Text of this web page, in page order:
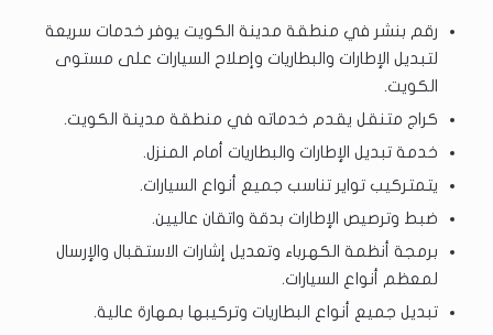
رقم بنشر في منطقة مدينة الكويت يوفر خدمات سريعة
لتبديل الإطارات والبطاريات وإصلاح السيارات على مستوى
الكويت.
كراج متنقل يقدم خدماته في منطقة مدينة الكويت.
خدمة تبديل الإطارات والبطاريات أمام المنزل.
يتمتركيب تواير تناسب جميع أنواع السيارات.
ضبط وترصيص الإطارات بدقة واتقان عاليين.
برمجة أنظمة الكهرباء وتعديل إشارات الاستقبال والإرسال
لمعظم أنواع السيارات.
تبديل جميع أنواع البطاريات وتركيبها بمهارة عالية.